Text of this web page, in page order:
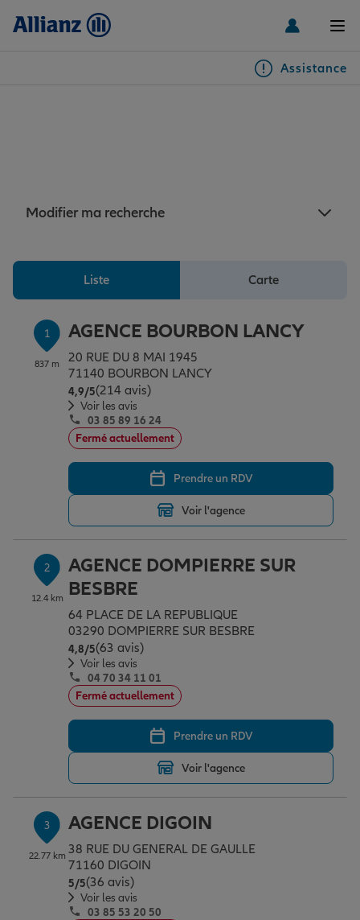
Assistance
Assurance emprunteur
Prévoyance et dépendance
Assurance animal de compagnie
Protection de la famille
Protection juridique
Épargne & retraite
Plan épargne retraite
Assurance vie
Placements financiers
Investissements immobiliers
Transmission
Vos projets
Partir en vacances
Déménager
Changer de voiture
Départ à la retraite
Préparer l’avenir
Conseil assurance
Outre-mer
Assurance auto
Assurance habitation
Le Pack Famille
Garantie des accidents de la vie
Assurance scolaire
Protection juridique
Professionnels
Allianz en France
Modifier ma recherche
Liste Carte
1
837 m
AGENCE BOURBON LANCY
20 RUE DU 8 MAI 1945
71140 BOURBON LANCY
4,9/5Note de 4.9 sur 5
(214 avis)
Voir les avis
03 85 89 16 24
Fermé actuellement
Prendre un RDV
Voir l'agence
2
12.4 km
AGENCE DOMPIERRE SUR
BESBRE
64 PLACE DE LA REPUBLIQUE
03290 DOMPIERRE SUR BESBRE
4,8/5Note de 4.8 sur 5
(63 avis)
Voir les avis
04 70 34 11 01
Fermé actuellement
Prendre un RDV
Voir l'agence
3
22.77 km
AGENCE DIGOIN
38 RUE DU GENERAL DE GAULLE
71160 DIGOIN
5/5Note de 5 sur 5
(36 avis)
Voir les avis
03 85 53 20 50